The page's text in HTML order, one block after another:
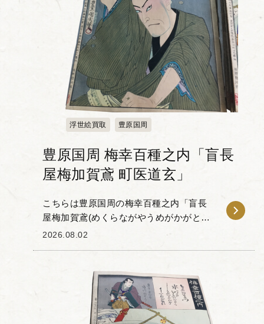
浮世絵買取 豊原国周
豊原国周 梅幸百種之内「盲長
屋梅加賀鳶 町医道玄」
こちらは豊原国周の梅幸百種之内「盲長
屋梅加賀鳶(めくらながやうめがかがとび)
町医道玄」です。 「梅幸百種(ばいこう
2026.08.02